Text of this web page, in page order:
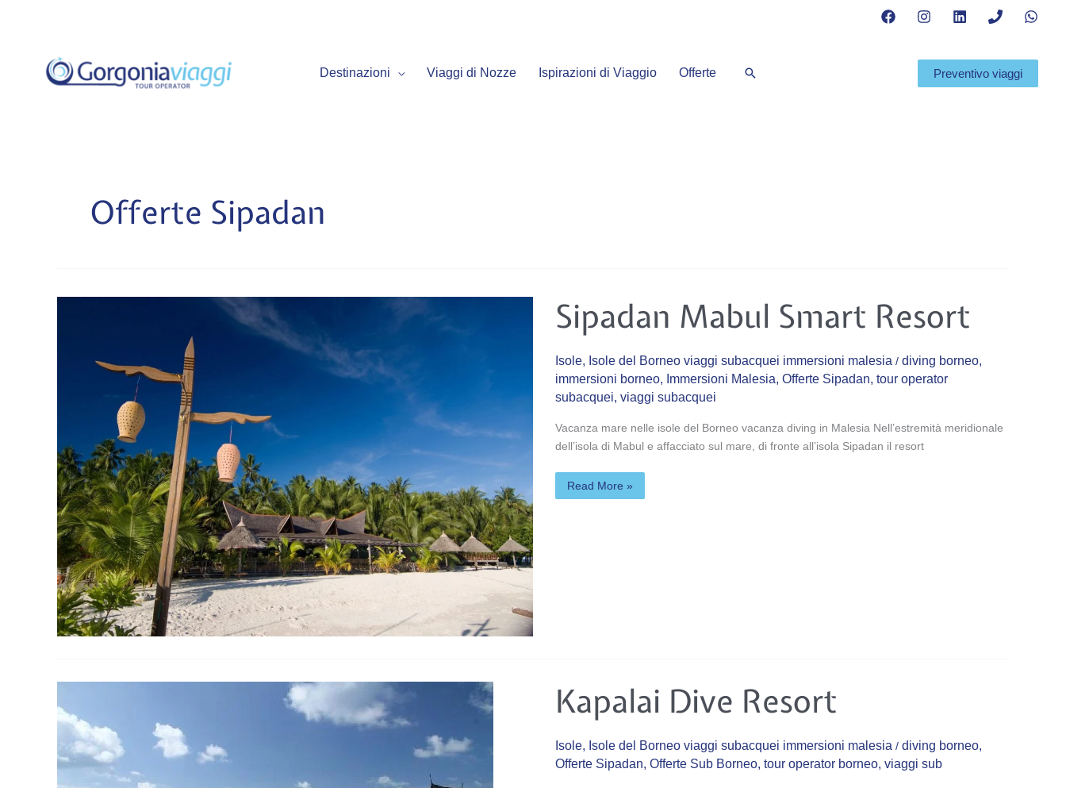
Destinazioni Viaggi di Nozze Ispirazioni di Viaggio Offerte Cerca Preventivo viaggi
Offerte Sipadan
Sipadan Mabul Smart Resort
Isole, Isole del Borneo viaggi subacquei immersioni malesia / diving borneo,
immersioni borneo, Immersioni Malesia, Offerte Sipadan, tour operator
subacquei, viaggi subacquei
Vacanza mare nelle isole del Borneo vacanza diving in Malesia Nell’estremità meridionale
dell’isola di Mabul e affacciato sul mare, di fronte all’isola Sipadan il resort
Sipadan
Mabul
Smart
Resort
Read More »
Kapalai Dive Resort
Isole, Isole del Borneo viaggi subacquei immersioni malesia / diving borneo,
Offerte Sipadan, Offerte Sub Borneo, tour operator borneo, viaggi sub
Kapalai
Dive
Resort